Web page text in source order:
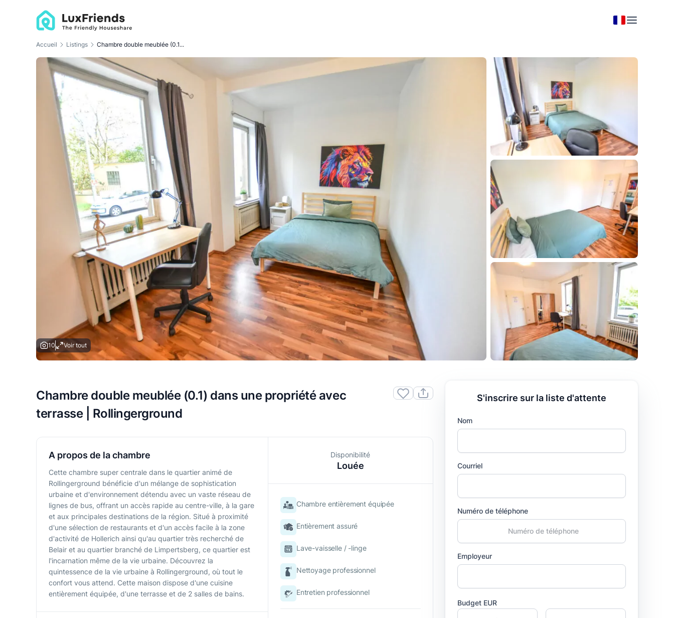
Accueil Listings Chambre double meublée (0.1...
10 Voir tout
Chambre double meublée (0.1) dans une propriété avec
terrasse | Rollingerground
A propos de la chambre
Cette chambre super centrale dans le quartier animé de
Rollingerground bénéficie d'un mélange de sophistication
urbaine et d'environnement détendu avec un vaste réseau de
lignes de bus, offrant un accès rapide au centre-ville, à la gare
et aux principales destinations de la région. Situé à proximité
d'une sélection de restaurants et d'un accès facile à la zone
d'activité de Hollerich ainsi qu'au quartier très recherché de
Belair et au quartier branché de Limpertsberg, ce quartier est
l'incarnation même de la vie urbaine. Découvrez la
quintessence de la vie urbaine à Rollingerground, où tout le
confort vous attend. Cette maison dispose d'une cuisine
entièrement équipée, d'une terrasse et de 2 salles de bains.
Disponibilité
Louée
Chambre entièrement équipée
Entièrement assuré
Lave-vaisselle / -linge
Nettoyage professionnel
Entretien professionnel
S'inscrire sur la liste d'attente
Nom
Courriel
Numéro de téléphone
Employeur
Budget EUR